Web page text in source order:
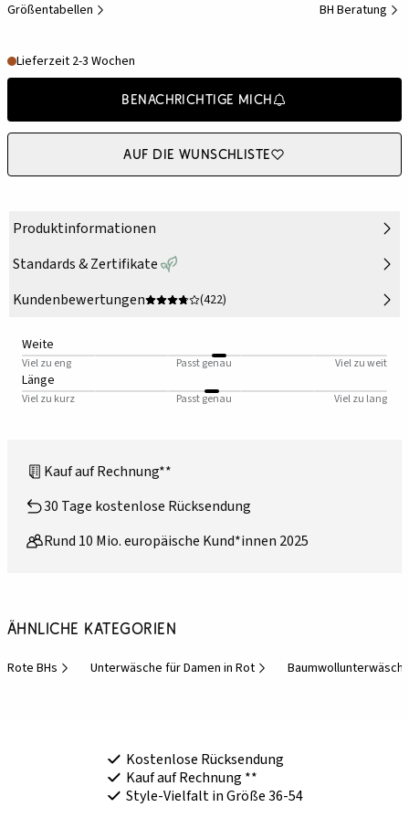
Größentabellen BH Beratung
Lieferzeit 2-3 Wochen
Benachrichtige mich
Auf die Wunschliste
Produktinformationen
Standards & Zertifikate
Kundenbewertungen
(422)
Weite
Viel zu eng Passt genau Viel zu weit
Länge
Viel zu kurz Passt genau Viel zu lang
Kauf auf Rechnung**
30 Tage kostenlose Rücksendung
Rund 10 Mio. europäische Kund*innen 2025
Ähnliche Kategorien
Rote BHs Unterwäsche für Damen in Rot
Kostenlose Rücksendung
Kauf auf Rechnung **
Style-Vielfalt in Größe 36-54